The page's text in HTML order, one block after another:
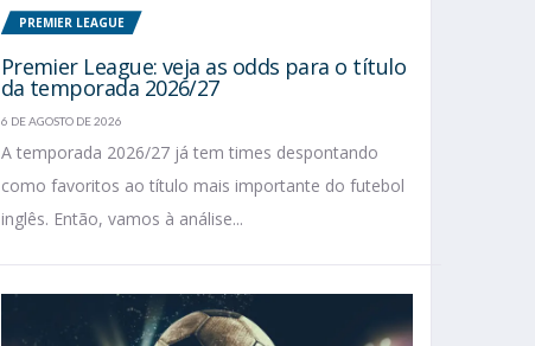
PREMIER LEAGUE
Premier League: veja as odds para o título
da temporada 2026/27
6 DE AGOSTO DE 2026
A temporada 2026/27 já tem times despontando
como favoritos ao título mais importante do futebol
inglês. Então, vamos à análise...